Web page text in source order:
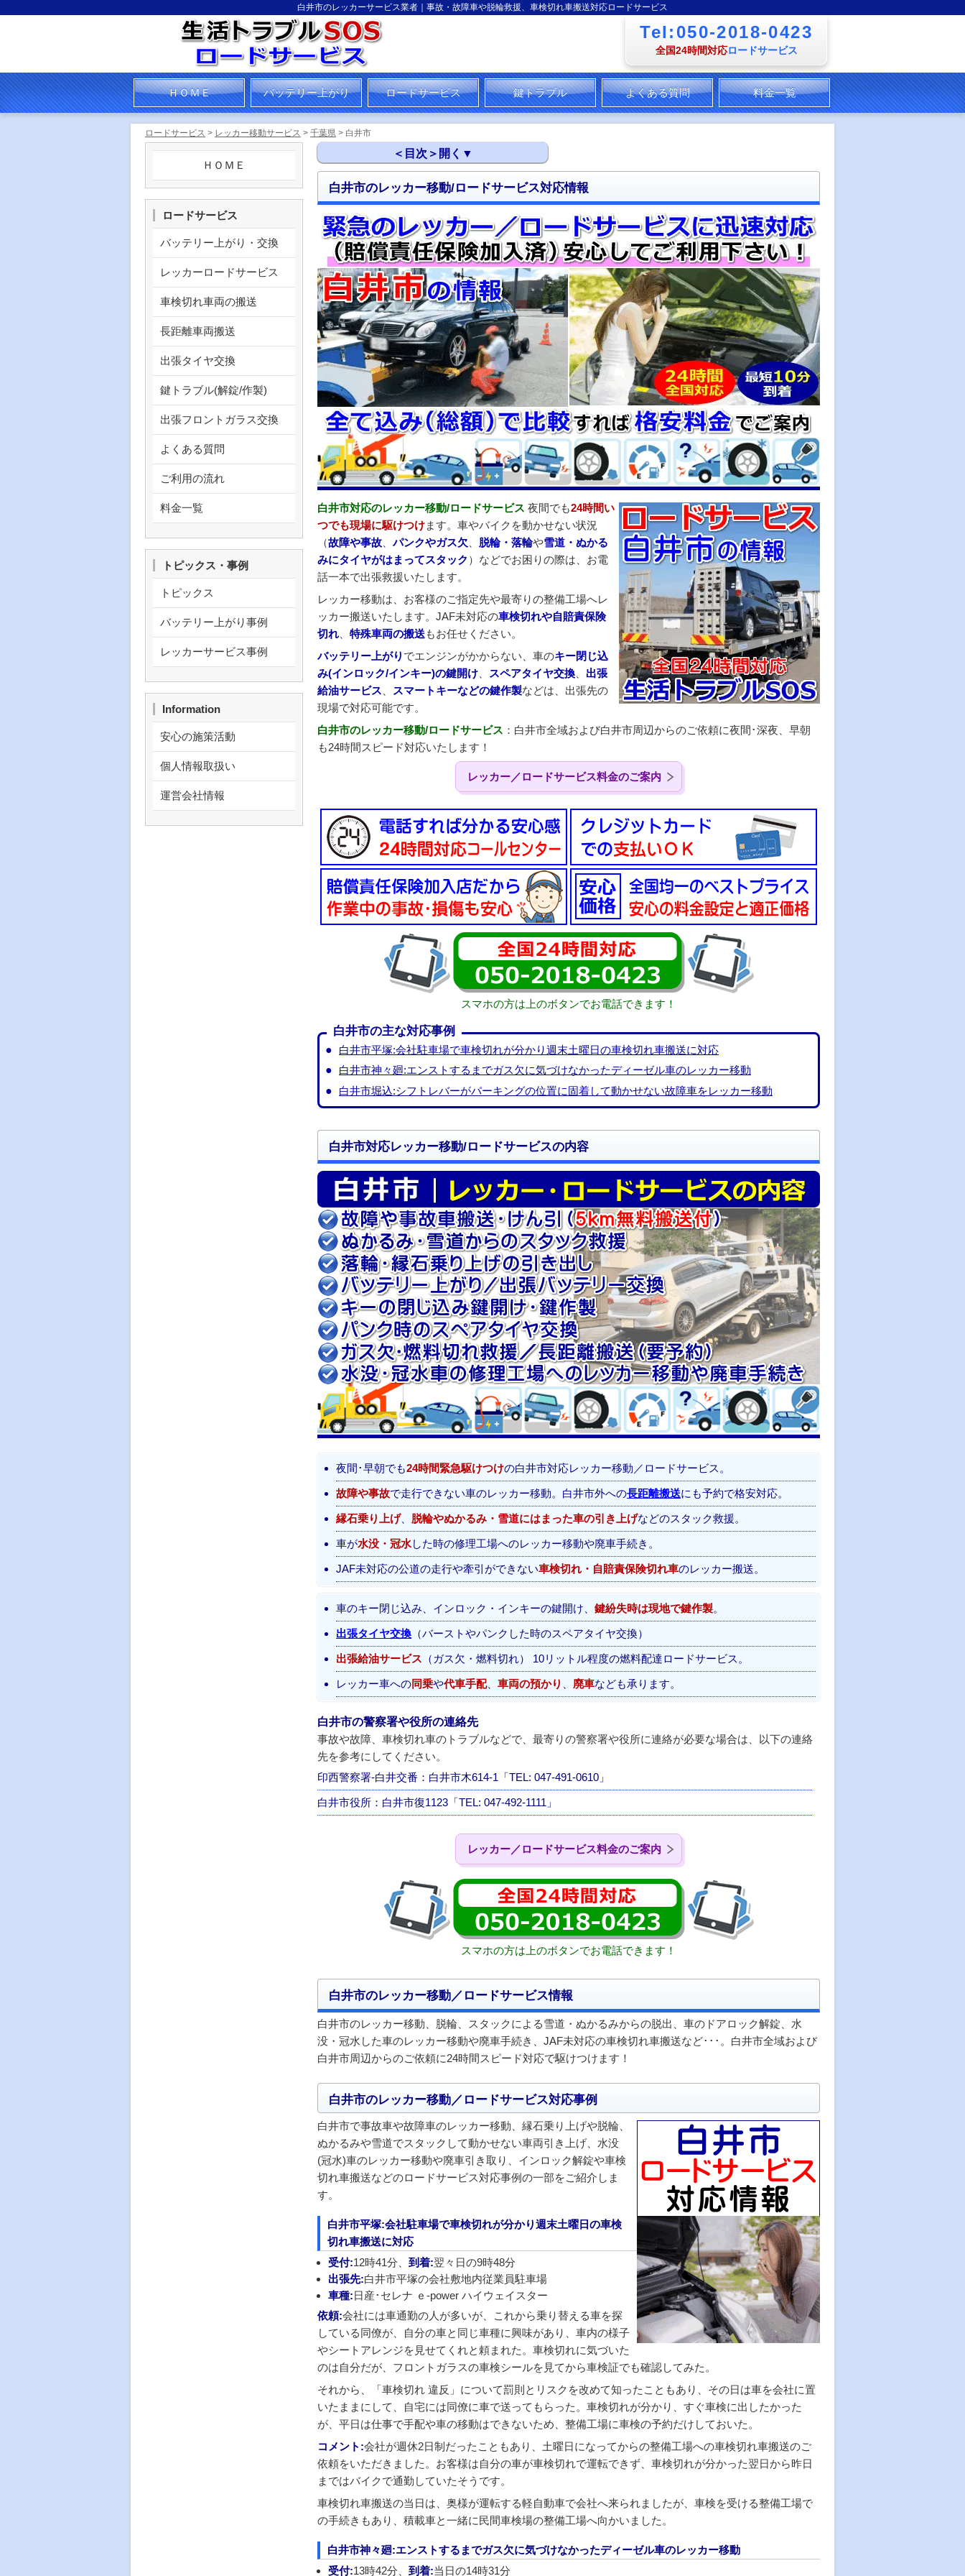
白井市のレッカーサービス業者｜事故・故障車や脱輪救援、車検切れ車搬送対応ロードサービス
Tel:050-2018-0423
全国24時間対応ロードサービス
ＨＯＭＥ バッテリー上がり ロードサービス 鍵トラブル よくある質問 料金一覧
ロードサービス > レッカー移動サービス > 千葉県 > 白井市
白井市のレッカー移動／ロードサービス対応情報
白井市対応レッカー移動／ロードサービスの内容
白井市対応のレッカー移動／ロードサービス情報
白井市でのレッカー移動／ロードサービス対応事例
白井市対応ロードサービスに関するトピックス
白井市のレッカー／ロードサービス対応の需要と状況
レッカー／ロードサービス作業時の最新技術の理解と操作
バッテリー上がり対応の詳細はこちら
白井市のレッカー移動/ロードサービス対応情報
白井市対応のレッカー移動/ロードサービス 夜間でも24時間い
つでも現場に駆けつけます。車やバイクを動かせない状況
（故障や事故 、パンクやガス欠 脱輪・落輪や雪道・ぬかる
みにタイヤがはまってスタック ）などでお困りの際は、お電
話一本で出張救援いたします。
レッカー移動は、お客様のご指定先や最寄りの整備工場へレ
ッカー搬送いたします。JAF未対応の車検切れや自賠責保険
切れ、 特殊車両の搬送 もお任せください。
バッテリー上がり でエンジンがかからない、車のキー閉じ込
み(インロック/インキー)の鍵開け
スペアタイヤ交換
出張
給油サービス
スマートキーなどの鍵作製などは、出張先の
現場で対応可能です。
白井市のレッカー移動/ロードサービス ：白井市全域および白井市周辺からのご依頼に夜間･深夜、早朝
も24時間スピード対応いたします！
レッカー／ロードサービス料金のご案内
スマホの方は上のボタンでお電話できます！
白井市の主な対応事例
白井市平塚:会社駐車場で車検切れが分かり週末土曜日の車検切れ車搬送に対応
白井市神々廻:エンストするまでガス欠に気づけなかったディーゼル車のレッカー移動
白井市堀込:シフトレバーがパーキングの位置に固着して動かせない故障車をレッカー移動
白井市対応レッカー移動/ロードサービスの内容
夜間･早朝でも24時間緊急駆けつけの白井市対応レッカー移動／ロードサービス。
故障や事故で走行できない車のレッカー移動。白井市外への長距離搬送にも予約で格安対応。
縁石乗り上げ、 脱輪やぬかるみ・雪道にはまった車の引き上げなどのスタック救援。
車が水没・冠水した時の修理工場へのレッカー移動や廃車手続き。
JAF未対応の公道の走行や牽引ができない車検切れ・自賠責保険切れ車のレッカー搬送。
車のキー閉じ込み、インロック・インキーの鍵開け、 鍵紛失時は現地で鍵作製。
出張タイヤ交換 （バーストやパンクした時のスペアタイヤ交換）
出張給油サービス （ガス欠・燃料切れ） 10リットル程度の燃料配達ロードサービス。
レッカー車への同乗や代車手配、 車両の預かり 廃車なども承ります。
白井市の警察署や役所の連絡先
事故や故障、車検切れ車のトラブルなどで、最寄りの警察署や役所に連絡が必要な場合は、以下の連絡
先を参考にしてください。
印西警察署-白井交番：白井市木614-1「TEL: 047-491-0610」
白井市役所：白井市復1123「TEL: 047-492-1111」
レッカー／ロードサービス料金のご案内
スマホの方は上のボタンでお電話できます！
白井市のレッカー移動／ロードサービス情報
白井市のレッカー移動、脱輪、スタックによる雪道・ぬかるみからの脱出、車のドアロック解錠、水
没・冠水した車のレッカー移動や廃車手続き、JAF未対応の車検切れ車搬送など･･･。白井市全域および
白井市周辺からのご依頼に24時間スピード対応で駆けつけます！
白井市のレッカー移動／ロードサービス対応事例
白井市で事故車や故障車のレッカー移動、縁石乗り上げや脱輪、
ぬかるみや雪道でスタックして動かせない車両引き上げ、水没
(冠水)車のレッカー移動や廃車引き取り、インロック解錠や車検
切れ車搬送などのロードサービス対応事例の一部をご紹介しま
す。
白井市平塚:会社駐車場で車検切れが分かり週末土曜日の車検
切れ車搬送に対応
受付:12時41分、 到着:翌々日の9時48分
出張先:白井市平塚の会社敷地内従業員駐車場
車種:日産･セレナ ｅ-power ハイウェイスター
依頼:会社には車通勤の人が多いが、これから乗り替える車を探
している同僚が、自分の車と同じ車種に興味があり、車内の様子
やシートアレンジを見せてくれと頼まれた。車検切れに気づいた
のは自分だが、フロントガラスの車検シールを見てから車検証でも確認してみた。
それから、「車検切れ 違反」について罰則とリスクを改めて知ったこともあり、その日は車を会社に置
いたままにして、自宅には同僚に車で送ってもらった。車検切れが分かり、すぐ車検に出したかった
が、平日は仕事で手配や車の移動はできないため、整備工場に車検の予約だけしておいた。
コメント:会社が週休2日制だったこともあり、土曜日になってからの整備工場への車検切れ車搬送のご
依頼をいただきました。お客様は自分の車が車検切れで運転できず、車検切れが分かった翌日から昨日
まではバイクで通勤していたそうです。
車検切れ車搬送の当日は、奥様が運転する軽自動車で会社へ来られましたが、車検を受ける整備工場で
の手続きもあり、積載車と一緒に民間車検場の整備工場へ向かいました。
白井市神々廻:エンストするまでガス欠に気づけなかったディーゼル車のレッカー移動
受付:13時42分、 到着:当日の14時31分
ＨＯＭＥ
ロードサービス
バッテリー上がり・交換
レッカーロードサービス
車検切れ車両の搬送
長距離車両搬送
出張タイヤ交換
鍵トラブル(解錠/作製)
出張フロントガラス交換
よくある質問
ご利用の流れ
料金一覧
トピックス・事例
トピックス
バッテリー上がり事例
レッカーサービス事例
Information
安心の施策活動
個人情報取扱い
運営会社情報